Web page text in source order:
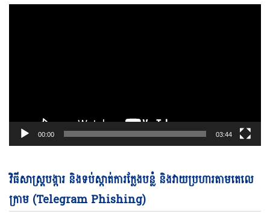
00:00 03:44
វិធីសាស្ត្របង្ការ និងទប់ស្កាត់ការក្លែងបន្លំ និងវាយប្រហារតាមតេលេ
ក្រាម (Telegram Phishing)